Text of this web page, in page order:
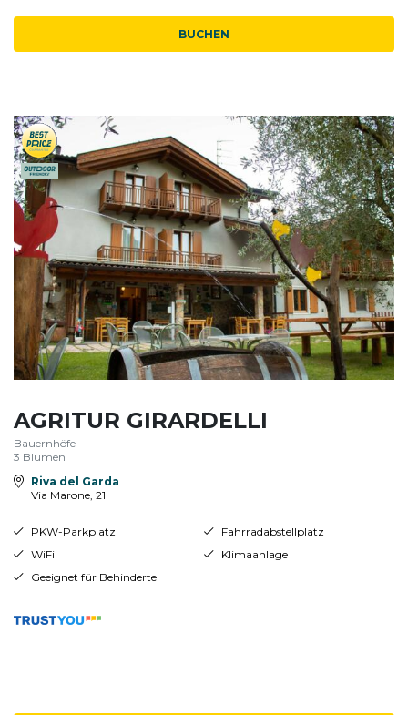
BUCHEN
AGRITUR GIRARDELLI
Bauernhöfe
3 Blumen
Riva del Garda
Via Marone, 21
PKW-Parkplatz
Fahrradabstellplatz
WiFi
Klimaanlage
Geeignet für Behinderte